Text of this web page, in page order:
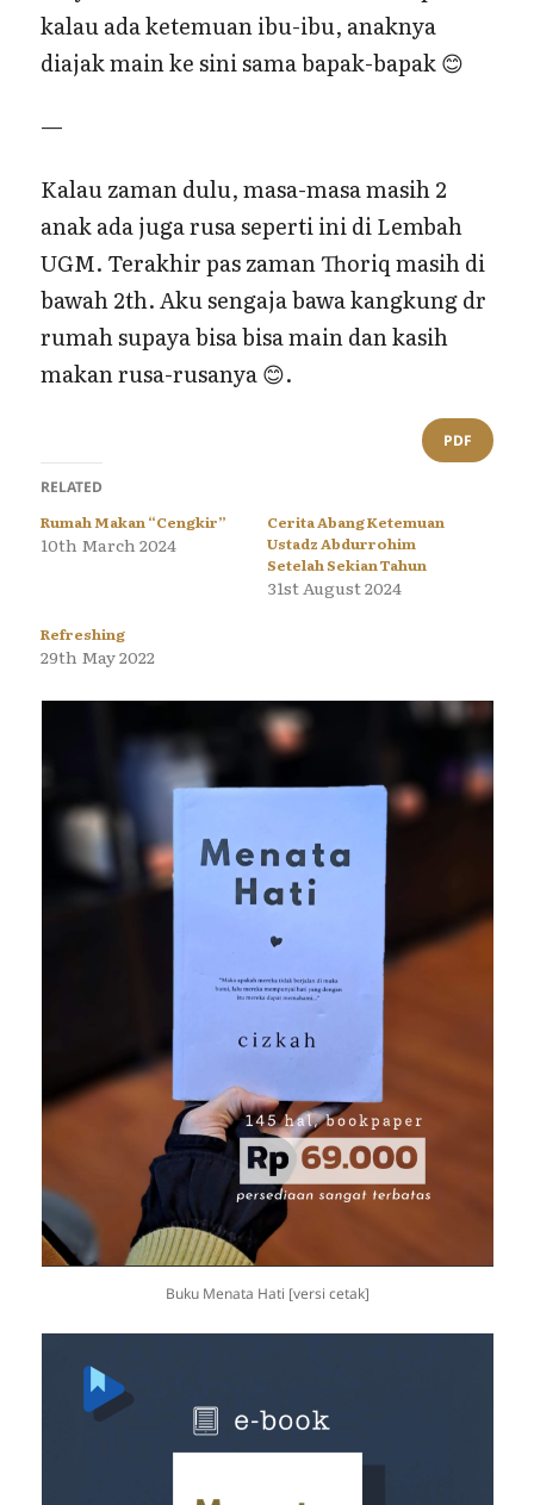
kalau ada ketemuan ibu-ibu, anaknya
diajak main ke sini sama bapak-bapak 😊
—
Kalau zaman dulu, masa-masa masih 2
anak ada juga rusa seperti ini di Lembah
UGM. Terakhir pas zaman Thoriq masih di
bawah 2th. Aku sengaja bawa kangkung dr
rumah supaya bisa bisa main dan kasih
makan rusa-rusanya 😊.
PDF
RELATED
Rumah Makan “Cengkir”
10th March 2024
Cerita Abang Ketemuan
Ustadz Abdurrohim
Setelah Sekian Tahun
31st August 2024
Refreshing
29th May 2022
Buku Menata Hati [versi cetak]